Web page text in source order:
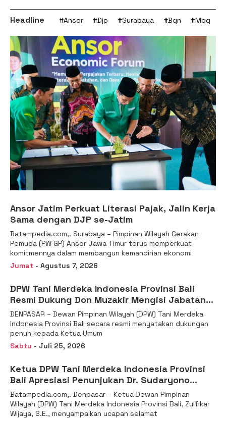
Headline #Ansor #Djp #Surabaya #Bgn #Mbg
Ansor Jatim Perkuat Literasi Pajak, Jalin Kerja
Sama dengan DJP se-Jatim
Batampedia.com,. Surabaya – Pimpinan Wilayah Gerakan
Pemuda (PW GP) Ansor Jawa Timur terus memperkuat
komitmennya dalam membangun kemandirian ekonomi
Jumat - Agustus 7, 2026
DPW Tani Merdeka Indonesia Provinsi Bali
Resmi Dukung Don Muzakir Mengisi Jabatan
Wakil Menteri Pertanian RI
DENPASAR – Dewan Pimpinan Wilayah (DPW) Tani Merdeka
Indonesia Provinsi Bali secara resmi menyatakan dukungan
penuh kepada Ketua Umum
Sabtu - Juli 25, 2026
Ketua DPW Tani Merdeka Indonesia Provinsi
Bali Apresiasi Penunjukan Dr. Sudaryono
sebagai Kepala Badan Gizi Nasional
Batampedia.com,. Denpasar – Ketua Dewan Pimpinan
Wilayah (DPW) Tani Merdeka Indonesia Provinsi Bali, Zulfikar
Wijaya, S.E., menyampaikan ucapan selamat